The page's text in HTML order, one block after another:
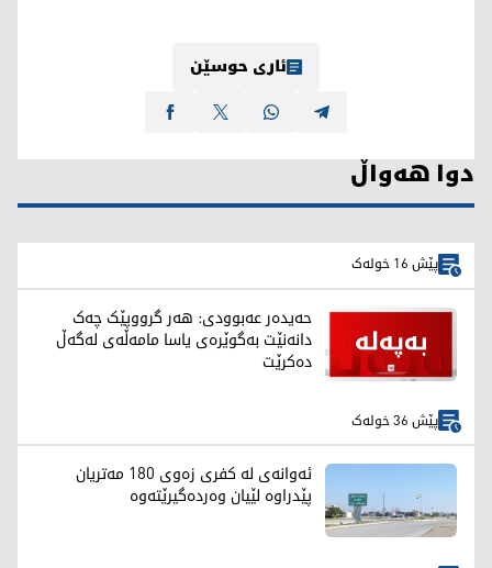
ئاری حوسێن
دوا هەواڵ
پێش 16 خولەک
حەیدەر عەبوودی: هەر گرووپێک چەک
دانەنێت بەگوێرەی یاسا مامەڵەی لەگەڵ
دەکرێت
پێش 36 خولەک
ئەوانەی لە کفری زەوی 180 مەتریان
پێدراوە لێیان وەردەگیرێتەوە